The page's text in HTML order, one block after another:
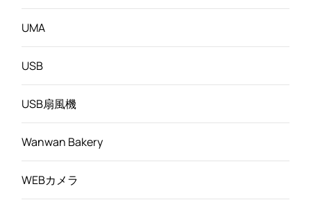
UMA
USB
USB扇風機
Wanwan Bakery
WEBカメラ